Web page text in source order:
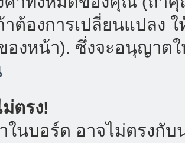
ต้องการเปลี่ยนแปลง
องหน้า). ซึ่งจะอนุญาต
ตรง!
นบอร์ด อาจไม่ตรงกั